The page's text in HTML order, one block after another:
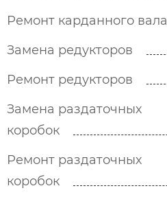
Ремонт карданного вала
Замена редукторов
Ремонт редукторов
Замена раздаточных
коробок
Ремонт раздаточных
коробок